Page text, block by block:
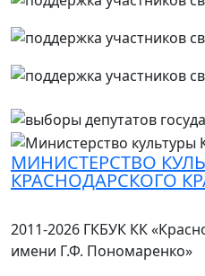
МИНИСТЕРСТВО
КРАСНОДАРСКОГО
2011-2026 ГКБУК КК
имени Г.Ф. Пономаренко»